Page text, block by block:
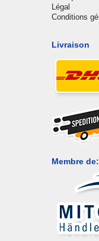
Légal
Conditions
Livraison
Membre de: